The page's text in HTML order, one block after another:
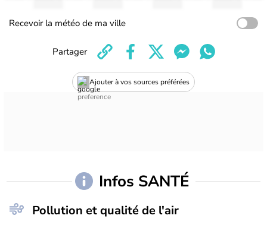
Recevoir la météo de ma ville
Ajouter à vos sources préférées
Partager
Infos SANTÉ
Pollution et qualité de l'air